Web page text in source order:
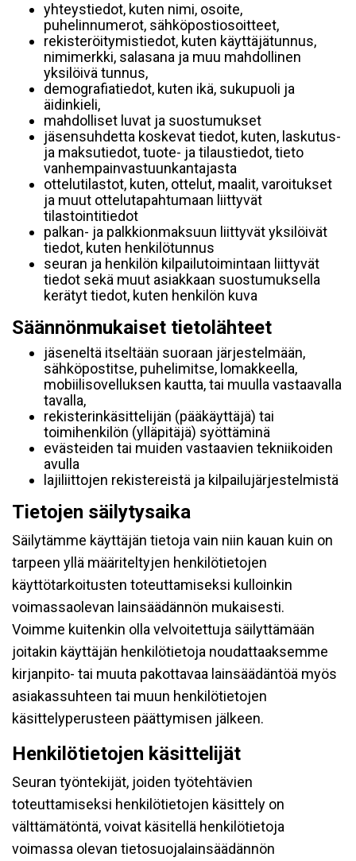
yhteystiedot, kuten nimi, osoite,
puhelinnumerot, sähköpostiosoitteet,
rekisteröitymistiedot, kuten käyttäjätunnus,
nimimerkki, salasana ja muu mahdollinen
yksilöivä tunnus,
demografiatiedot, kuten ikä, sukupuoli ja
äidinkieli,
mahdolliset luvat ja suostumukset
jäsensuhdetta koskevat tiedot, kuten, laskutus-
ja maksutiedot, tuote- ja tilaustiedot, tieto
vanhempainvastuunkantajasta
ottelutilastot, kuten, ottelut, maalit, varoitukset
ja muut ottelutapahtumaan liittyvät
tilastointitiedot
palkan- ja palkkionmaksuun liittyvät yksilöivät
tiedot, kuten henkilötunnus
seuran ja henkilön kilpailutoimintaan liittyvät
tiedot sekä muut asiakkaan suostumuksella
kerätyt tiedot, kuten henkilön kuva
Säännönmukaiset tietolähteet
jäseneltä itseltään suoraan järjestelmään,
sähköpostitse, puhelimitse, lomakkeella,
mobiilisovelluksen kautta, tai muulla vastaavalla
tavalla,
rekisterinkäsittelijän (pääkäyttäjä) tai
toimihenkilön (ylläpitäjä) syöttäminä
evästeiden tai muiden vastaavien tekniikoiden
avulla
lajiliittojen rekistereistä ja kilpailujärjestelmistä
Tietojen säilytysaika
Säilytämme käyttäjän tietoja vain niin kauan kuin on
tarpeen yllä määriteltyjen henkilötietojen
käyttötarkoitusten toteuttamiseksi kulloinkin
voimassaolevan lainsäädännön mukaisesti.
Voimme kuitenkin olla velvoitettuja säilyttämään
joitakin käyttäjän henkilötietoja noudattaaksemme
kirjanpito- tai muuta pakottavaa lainsäädäntöä myös
asiakassuhteen tai muun henkilötietojen
käsittelyperusteen päättymisen jälkeen.
Henkilötietojen käsittelijät
Seuran työntekijät, joiden työtehtävien
toteuttamiseksi henkilötietojen käsittely on
välttämätöntä, voivat käsitellä henkilötietoja
voimassa olevan tietosuojalainsäädännön